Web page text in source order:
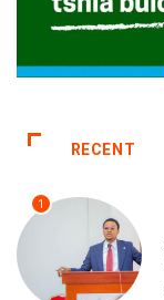
RECENT
1